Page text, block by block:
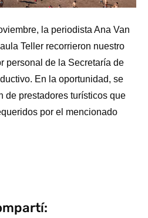
la periodista Ana Van
Teller recorrieron nuestro
personal de la Secretaría de
En la oportunidad, se
de prestadores turísticos que
por el mencionado